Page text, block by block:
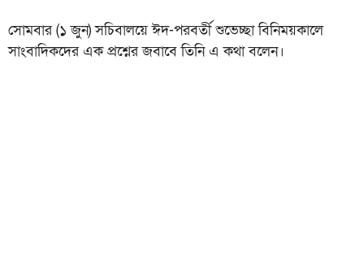
সোমবার (১ জুন) সচিবালয়ে ঈদ-পরবর্তী শুভেচ্ছা বিনিময়কালে
সাংবাদিকদের এক প্রশ্নের জবাবে তিনি এ কথা বলেন।